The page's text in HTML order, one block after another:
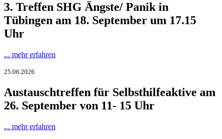
3. Treffen SHG Ängste/ Panik in
Tübingen am 18. September um 17.15
Uhr
... mehr erfahren
25.06.2026
Austauschtreffen für Selbsthilfeaktive am
26. September von 11- 15 Uhr
... mehr erfahren